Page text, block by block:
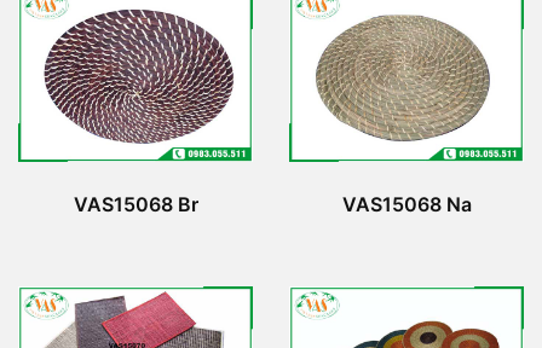
VAS15068 Br VAS15068 Na